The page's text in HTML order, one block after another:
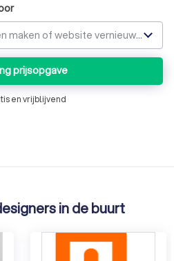
Kies bijv. uit website laten maken of website vernieuwen
prijsopgave
en vrijblijvend
in de buurt